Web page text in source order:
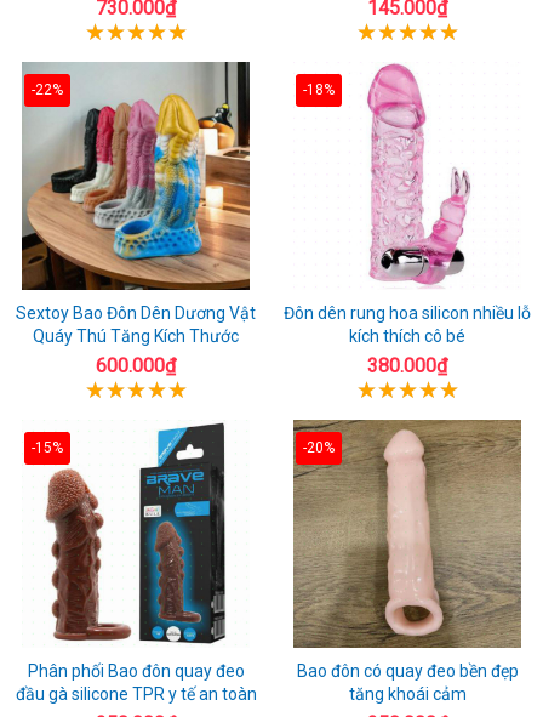
730.000₫ 145.000₫
-22%
Sextoy Bao Đôn Dên Dương Vật
Quáy Thú Tăng Kích Thước
600.000₫
-18%
Đôn dên rung hoa silicon nhiều lỗ
kích thích cô bé
380.000₫
-15%
Phân phối Bao đôn quay đeo
đầu gà silicone TPR y tế an toàn
-20%
Bao đôn có quay đeo bền đẹp
tăng khoái cảm